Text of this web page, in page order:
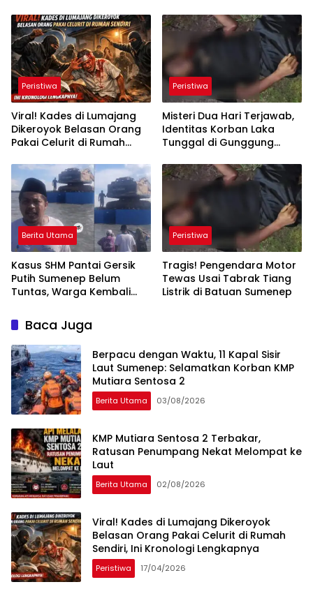
Peristiwa
Viral! Kades di Lumajang
Dikeroyok Belasan Orang
Pakai Celurit di Rumah
Lengkapnya
Peristiwa
Misteri Dua Hari Terjawab,
Identitas Korban Laka
Tunggal di Gunggung
Terungkap
Berita Utama
Kasus SHM Pantai Gersik
Putih Sumenep Belum
Tuntas, Warga Kembali
Peristiwa
Tragis! Pengendara Motor
Tewas Usai Tabrak Tiang
Listrik di Batuan Sumenep
Baca Juga
Berpacu dengan Waktu, 11 Kapal Sisir
Laut Sumenep: Selamatkan Korban KMP
Mutiara Sentosa 2
Berita Utama 03/08/2026
KMP Mutiara Sentosa 2 Terbakar,
Ratusan Penumpang Nekat Melompat ke
Laut
Berita Utama 02/08/2026
Viral! Kades di Lumajang Dikeroyok
Belasan Orang Pakai Celurit di Rumah
Sendiri, Ini Kronologi Lengkapnya
Peristiwa 17/04/2026